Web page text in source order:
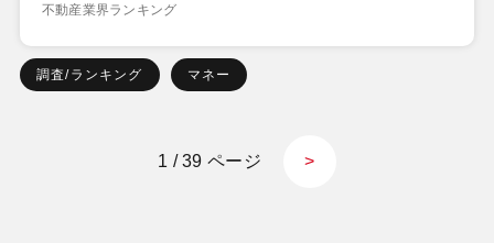
不動産業界ランキング
調査/ランキング マネー
1 / 39 ページ >